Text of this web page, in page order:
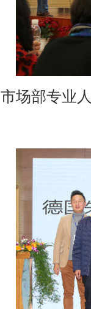
市场部专业